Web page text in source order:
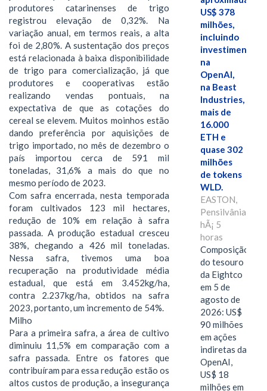
produtores catarinenses de trigo
registrou elevação de 0,32%. Na
variação anual, em termos reais, a alta
foi de 2,80%. A sustentação dos preços
está relacionada à baixa disponibilidade
de trigo para comercialização, já que
produtores e cooperativas estão
realizando vendas pontuais, na
expectativa de que as cotações do
cereal se elevem. Muitos moinhos estão
dando preferência por aquisições de
trigo importado, no mês de dezembro o
país importou cerca de 591 mil
toneladas, 31,6% a mais do que no
mesmo período de 2023.
Com safra encerrada, nesta temporada
foram cultivados 123 mil hectares,
redução de 10% em relação à safra
passada. A produção estadual cresceu
38%, chegando a 426 mil toneladas.
Nessa safra, tivemos uma boa
recuperação na produtividade média
estadual, que está em 3.452kg/ha,
contra 2.237kg/ha, obtidos na safra
2023, portanto, um incremento de 54%.
Milho
Para a primeira safra, a área de cultivo
diminuiu 11,5% em comparação com a
safra passada. Entre os fatores que
contribuíram para essa redução estão os
altos custos de produção, a insegurança
US$ 378
milhões,
incluindo
investimentos
na
OpenAI,
na Beast
Industries,
mais de
16.000
ETH e
quase 302
milhões
de tokens
WLD.
EASTON,
Pensilvânia,
hÃ¡ 5
horas
Composição
do tesouro
da Eightco
em 5 de
agosto de
2026: US$
90 milhões
em ações
indiretas da
OpenAI,
US$ 18
milhões em